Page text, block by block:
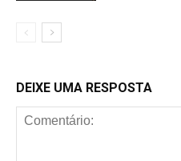
DEIXE UMA RESPOSTA